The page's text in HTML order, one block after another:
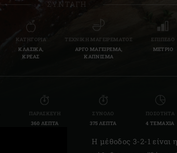
Spain | España
Sweden | Sverige
Switzerland
Switzerland |
ΣΥΝΤΑΓΉ
ΚΑΤΗΓΟΡΊΑ
ΚΛΑΣΙΚΆ,
ΚΡΕΑΣ
ΤΕΧΝΙΚΉ ΜΑΓΕΙΡΈΜΑΤΟΣ
ΑΡΓΟ ΜΑΓΕΙΡΕΜΑ,
ΚΑΠΝΙΣΜΑ
ΕΠΊΠΕΔΟ
ΜΕΤΡΙΟ
ΠΑΡΑΣΚΕΥΉ
360 ΛΕΠΤΆ
ΣΎΝΟΛΟ
375 ΛΕΠΤΆ
ΠΟΣΌΤΗΤΑ
4 ΤΕΜΆΧΙΑ
Η μέθοδος 3-2-1 είναι